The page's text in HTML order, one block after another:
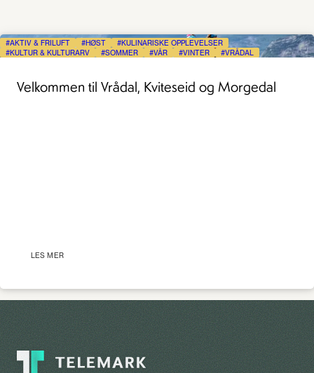
AKTIV & FRILUFT HØST
KULINARISKE OPPLEVELSER
KULTUR & KULTURARV
SOMMER VÅR VINTER VRÅDAL
Velkommen til Vrådal, Kviteseid og Morgedal
LES MER